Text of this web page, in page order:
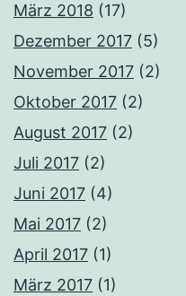
März 2018 (17)
Dezember 2017 (5)
November 2017 (2)
Oktober 2017 (2)
August 2017 (2)
Juli 2017 (2)
Juni 2017 (4)
Mai 2017 (2)
April 2017 (1)
März 2017 (1)